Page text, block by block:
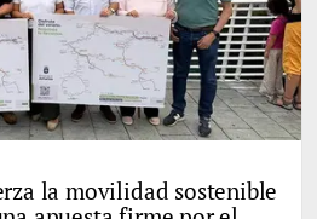
la movilidad sostenible